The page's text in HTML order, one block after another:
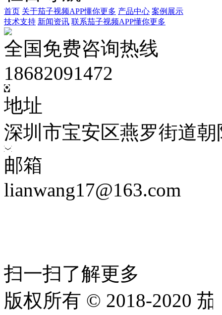
首页 关于茄子视频APP懂你更多 产品中心 案例展示
技术支持 新闻资讯 联系茄子视频APP懂你更多
全国免费咨询热线
18682091472
地址
深圳市宝安区燕罗街道
邮箱
lianwang17@163.com
扫一扫了解更多
版权所有 © 2018-2020